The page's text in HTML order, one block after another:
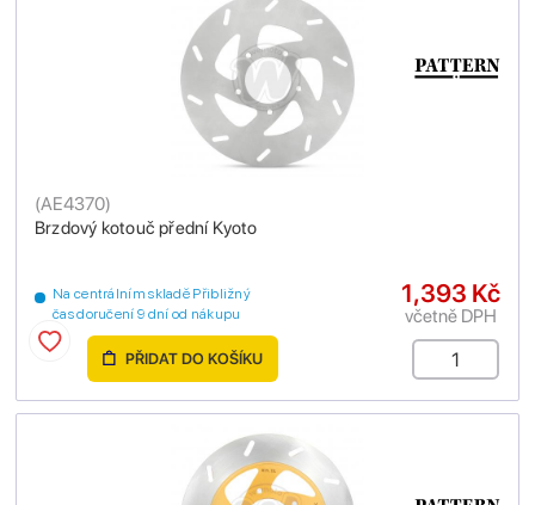
Brzdový kotouč přední Kyoto
(AE4370)
Na centrálním skladě Přibližný
čas doručení 9 dní od nákupu
1,393 Kč
včetně DPH
PŘIDAT DO KOŠÍKU